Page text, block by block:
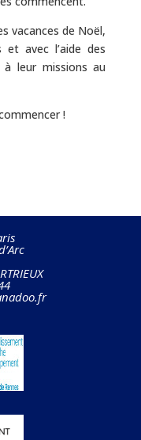
vacances de Noël,
avec l’aide des
à leur missions au
!